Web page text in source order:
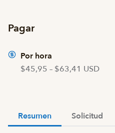
Pagar
Por hora
$45,95 – $63,41 USD
Resumen Solicitud